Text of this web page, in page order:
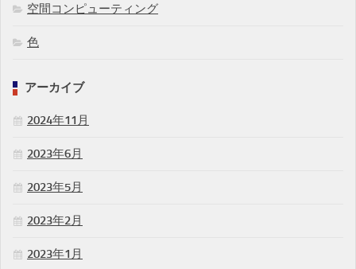
空間コンピューティング
色
アーカイブ
2024年11月
2023年6月
2023年5月
2023年2月
2023年1月